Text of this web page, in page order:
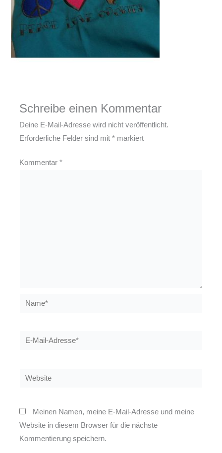
Schreibe einen Kommentar
Deine E-Mail-Adresse wird nicht veröffentlicht.
Erforderliche Felder sind mit* markiert
Kommentar*
Name*
E-
Website
Meinen Namen, meine E-Mail-Adresse und meine
Website in diesem Browser für die nächste
Kommentierung speichern.